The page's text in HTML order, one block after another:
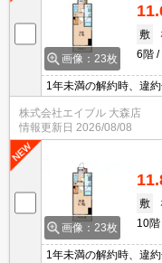
画像：23枚
敷
6階
1年未満の解約時、違
TVインターホン付き。
株式会社エイブル 大森店
情報更新日 2026/08/08
画像：23枚
敷
10階
1年未満の解約時、違